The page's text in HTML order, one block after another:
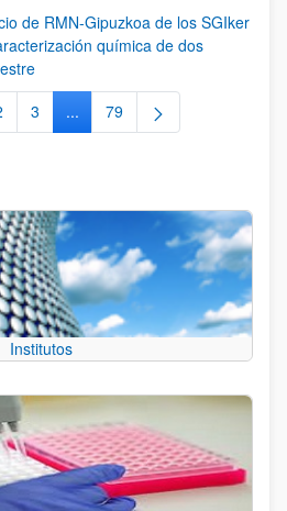
de RMN-Gipuzkoa de los SGIker
química de dos
Página
3 ...Páginas intermedias Use TAB
Página
79
Institutos